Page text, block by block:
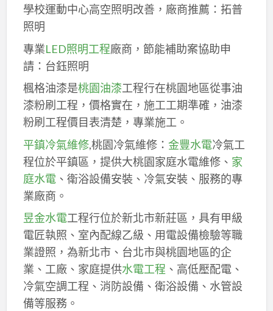
學校運動中心高空照明改善，廠商推薦：拓普
照明
專業LED照明工程廠商，節能補助案協助申
請：台鈺照明
楓格油漆是桃園油漆工程行在桃園地區從事油
漆粉刷工程，價格實在，施工工期準確，油漆
粉刷工程價目表清楚，專業施工。
平鎮冷氣維修,桃園冷氣維修： 金豐水電冷氣工
程位於平鎮區，提供大桃園家庭水電維修、 家
庭水電、衛浴設備安裝、冷氣安裝、服務的專
業廠商。
昱金水電工程行位於新北市新莊區，具有甲級
電匠執照、室內配線乙級、用電設備檢驗等職
業證照，為新北市、台北市與桃園地區的企
業、工廠、家庭提供水電工程 、高低壓配電、
冷氣空調工程、消防設備、衛浴設備、水管設
備等服務。